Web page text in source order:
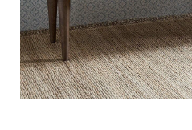
Bistrot
Bord de mer
Brocante
Contemporain
Esprit Haussmannien